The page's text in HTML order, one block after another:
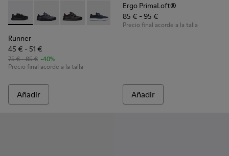
Runner - K800139-015 - Sneakers de tejido y piel negras
Runner - K800139-016
Runner - K800139-006 - Black
Runner - K800139-002
Runner
45 € - 51 €
75 € - 85 € -40%
Precio final acorde a la talla
Añadir
Ergo PrimaLoft®
85 € - 95 €
Precio final acorde a la talla
Añadir